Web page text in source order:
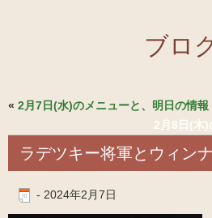
ブロ
« 2月7日(水)のメニューと、明日の情報
2月8日(木)
ラデツキー将軍とウィン
- 2024年2月7日